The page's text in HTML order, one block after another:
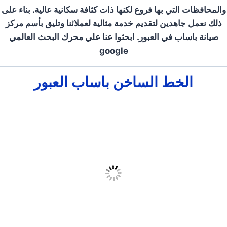
والمحافظات التي بها فروع لكنها ذات كثافة سكانية عالية. بناء على
ذلك نعمل جاهدين لتقديم خدمة مثالية لعملائنا وتليق بأسم مركز
صيانة باساب في العبور. ابحثوا عنا علي محرك البحث العالمي
google
الخط الساخن باساب العبور